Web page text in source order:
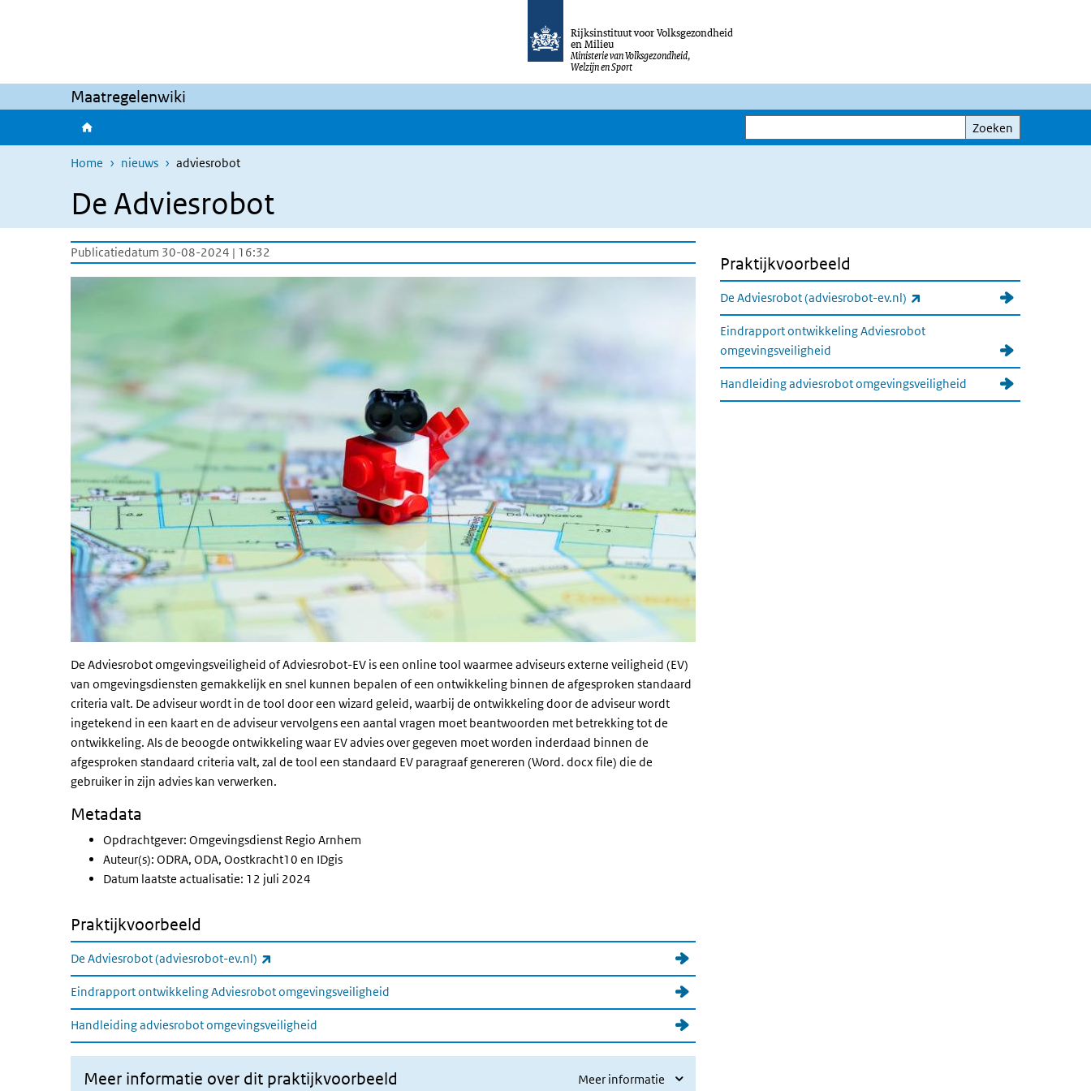
Rijksinstituut voor Volksgezondheid
en Milieu
Ministerie van Volksgezondheid,
Welzijn en Sport
Maatregelenwiki
Zoeken
Zoeken
Home nieuws adviesrobot
De Adviesrobot
Publicatiedatum 30-08-2024 | 16:32
De Adviesrobot omgevingsveiligheid of Adviesrobot-EV is een online tool waarmee adviseurs externe veiligheid (EV)
van omgevingsdiensten gemakkelijk en snel kunnen bepalen of een ontwikkeling binnen de afgesproken standaard
criteria valt. De adviseur wordt in de tool door een wizard geleid, waarbij de ontwikkeling door de adviseur wordt
ingetekend in een kaart en de adviseur vervolgens een aantal vragen moet beantwoorden met betrekking tot de
ontwikkeling. Als de beoogde ontwikkeling waar EV advies over gegeven moet worden inderdaad binnen de
afgesproken standaard criteria valt, zal de tool een standaard EV paragraaf genereren (Word. docx file) die de
gebruiker in zijn advies kan verwerken.
Metadata
Opdrachtgever: Omgevingsdienst Regio Arnhem
Auteur(s): ODRA, ODA, Oostkracht10 en IDgis
Datum laatste actualisatie: 12 juli 2024
Praktijkvoorbeeld
De Adviesrobot (adviesrobot-ev.nl)
Eindrapport ontwikkeling Adviesrobot omgevingsveiligheid
Handleiding adviesrobot omgevingsveiligheid
Meer informatie over dit praktijkvoorbeeld Meer informatie
Praktijkvoorbeeld
De Adviesrobot (adviesrobot-ev.nl)
Eindrapport ontwikkeling Adviesrobot
omgevingsveiligheid
Handleiding adviesrobot omgevingsveiligheid